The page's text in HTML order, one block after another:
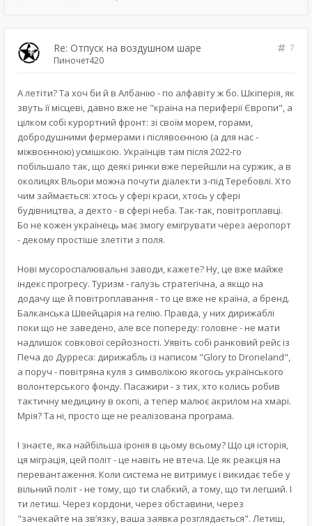
Re: Отпуск на воздушном шаре
7
Пиночет420
А летіти? Та хоч би й в Албанію - по алфавіту ж бо. Шкіперія, як
звуть її місцеві, давно вже не "країна на периферії Європи", а
цілком собі курортний фронт: зі своїм морем, горами,
добродушними фермерами і післявоєнною (а для нас -
міжвоєнною) усмішкою. Українців там після 2022-го
побільшало так, що деякі ринки вже перейшли на суржик, а в
околицях Вльори можна почути діалекти з-під Теребовлі. Хто
чим займається: хтось у сфері краси, хтось у сфері
будівництва, а дехто - в сфері неба. Так-так, повітроплавці.
Бо не кожен українець має змогу емігрувати через аеропорт
- декому простіше злетіти з поля.
Нові мусороспалювальні заводи, кажете? Ну, це вже майже
індекс прогресу. Туризм - галузь стратегічна, а якщо на
додачу ще й повітроплавання - то це вже не країна, а бренд.
Балканська Швейцарія на гелію. Правда, у них дирижаблі
поки що не заведено, але все попереду: головне - не мати
надлишок совкової серйозності. Уявіть собі ранковий рейс із
Печа до Дурреса: дирижабль із написом "Glory to Droneland",
а поруч - повітряна куля з символікою якогось українського
волонтерського фонду. Пасажири - з тих, хто колись робив
тактичну медицину в окопі, а тепер малює акрилом на хмарі.
Мрія? Та ні, просто ще не реалізована програма.
І знаєте, яка найбільша іронія в цьому всьому? Що ця історія,
ця міграція, цей політ - це навіть не втеча. Це як реакція на
перевантаження. Коли система не витримує і викидає тебе у
вільний політ - не тому, що ти слабкий, а тому, що ти легший. І
ти летиш. Через кордони, через обставини, через
"зачекайте на зв’язку, ваша заявка розглядається". Летиш,